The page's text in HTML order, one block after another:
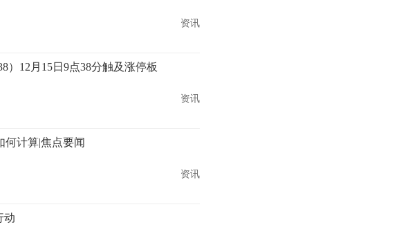
资讯
）12月15日9点38分触及涨停板
资讯
何计算|焦点要闻
资讯
动